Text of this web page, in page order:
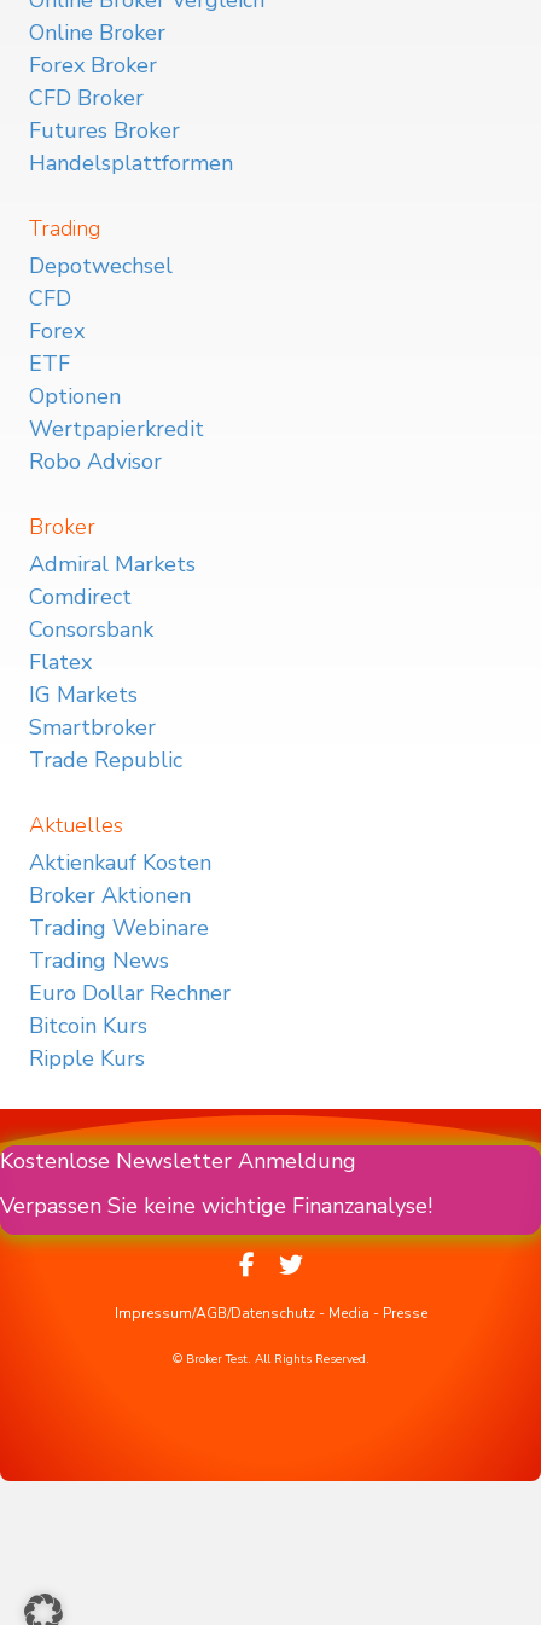
Online Broker
Forex Broker
CFD Broker
Futures Broker
Handelsplattformen
Trading
Depotwechsel
CFD
Forex
ETF
Optionen
Wertpapierkredit
Robo Advisor
Broker
Admiral Markets
Comdirect
Consorsbank
Flatex
IG Markets
Smartbroker
Trade Republic
Aktuelles
Aktienkauf Kosten
Broker Aktionen
Trading Webinare
Trading News
Euro Dollar Rechner
Bitcoin Kurs
Ripple Kurs
Kostenlose Newsletter Anmeldung
Verpassen Sie keine wichtige Finanzanalyse!
Impressum/AGB/Datenschutz- Media - Presse
© Broker Test. All Rights Reserved.